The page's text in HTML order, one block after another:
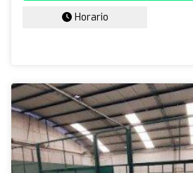
Horario